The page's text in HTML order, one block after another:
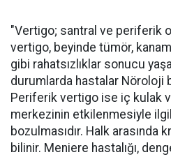
"Vertigo; santral ve periferik
vertigo, beyinde tümör,
gibi rahatsızlıklar sonucu
durumlarda hastalar Nöroloji
Periferik vertigo ise iç kulak
merkezinin etkilenmesiyle
bozulmasıdır. Halk arasında
bilinir. Meniere hastalığı,